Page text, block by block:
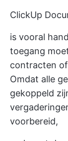
ClickUp
is vooral
toegang
contracten
Omdat alle
gekoppeld
voorbereid,